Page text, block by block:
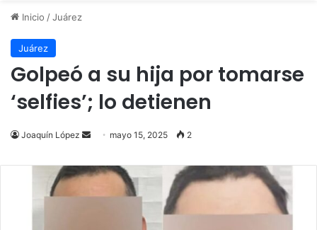
Inicio /Juárez
Juárez
Golpeó a su hija por tomarse
‘selfies’; lo detienen
Joaquín López
Send
email
mayo 15, 2025 2